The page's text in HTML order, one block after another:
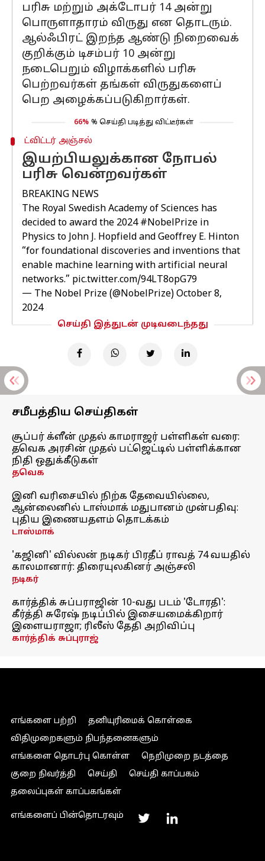
பரிசு மற்றும் அக்டோபர் 14 அன்று
பொருளாதாரம் விருது என தொடரும்.
ஆல்ஃபிரட் இறந்த ஆண்டு நிறைவைக்
குறிக்கும் டிசம்பர் 10 அன்று
நடைபெறும் விழாக்களில் பரிசு
பெற்றவர்கள் தங்கள் விருதுகளைப்
பெற அழைக்கப்படுகிறார்கள்.
66% % செய்தி படித்து விட்டீர்கள்
ட்விட்டர் அஞ்சல்
இயற்பியலுக்கான நோபல்
பரிசு வென்றவர்கள்
BREAKING NEWS
The Royal Swedish Academy of Sciences has
decided to award the 2024 #NobelPrize in
Physics to John J. Hopfield and Geoffrey E. Hinton
“for foundational discoveries and inventions that
enable machine learning with artificial neural
networks.” pic.twitter.com/94LT8opG79
— The Nobel Prize (@NobelPrize) October 8,
2024
செய்தி இத்துடன் முடிவடைந்தது
சமீபத்திய செய்திகள்
சூப்பர் க்ளீன் முதல் காமராஜர் பள்ளிகள் வரை:
தவெக அரசின் முதல் பட்ஜெட்டில் பள்ளிக்கான
நிதி ஒதுக்கீடுகள்
தவெக
இனி வரிசையில் நிற்க தேவையில்லை,
ஆன்லைனில் டாஸ்மாக் மதுபானம் முன்பதிவு:
புதிய இணையதளம் தொடக்கம்
டாஸ்மாக்
'கஜினி' வில்லன் நடிகர் பிரதீப் ராவத் 74 வயதில்
காலமானார்: திரையுலகினர் அஞ்சலி
நடிகர்
கார்த்திக் சுப்பராஜின் 10-வது படம் 'டோரதி':
கீர்த்தி சுரேஷ் நடிப்பில் இசையமைக்கிறார்
இளையராஜா; ரிலீஸ் தேதி அறிவிப்பு
கார்த்திக் சுப்புராஜ்
எங்களை பற்றி
தனியுரிமைக் கொள்கை
விதிமுறைகளும் நிபந்தனைகளும்
எங்களை தொடர்பு கொள்ள
நெறிமுறை நடத்தை
குறை நிவர்த்தி
செய்தி
செய்தி காப்பகம்
தலைப்புகள் காப்பகங்கள்
எங்களைப் பின்தொடரவும்